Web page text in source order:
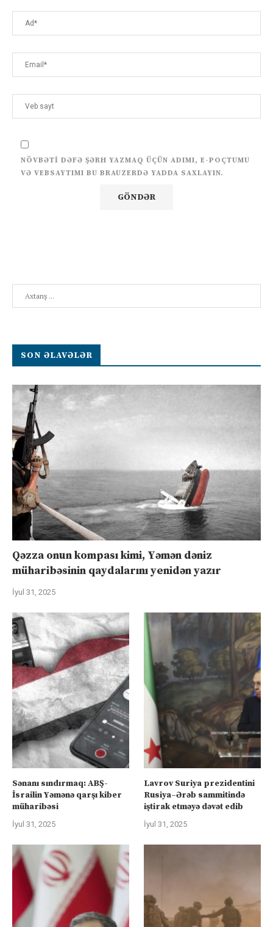
NÖVBƏTI DƏFƏ ŞƏRH YAZMAQ ÜÇÜN ADIMI, E-POÇTUMU
VƏ VEBSAYTIMI BU BRAUZERDƏ YADDA SAXLAYIN.
SON ƏLAVƏLƏR
Qəzza onun kompası kimi, Yəmən dəniz
müharibəsinin qaydalarını yenidən yazır
İyul 31, 2025
Sənanı sındırmaq: ABŞ-
İsrailin Yəmənə qarşı kiber
müharibəsi
İyul 31, 2025
Lavrov Suriya prezidentini
Rusiya–Ərəb sammitində
iştirak etməyə dəvət edib
İyul 31, 2025